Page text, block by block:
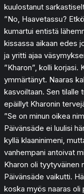
kuulostanut
”No, Haavetassu?
kumartui entistä
kissassa aikaan edes
ja yritti ajaa
”Kharon”, kolli korjasi.
ymmärtänyt. Naaras
kasvoiltaan. Sen tilalle
epäillyt Kharonin
”Se on minun oikea
Päivänsäde ei luulisi
kyllä klaaninimeni,
vanhempani antoivat
Kharon oli tyytyväinen
Päivänsäde vaikutti.
koska myös naaras oli